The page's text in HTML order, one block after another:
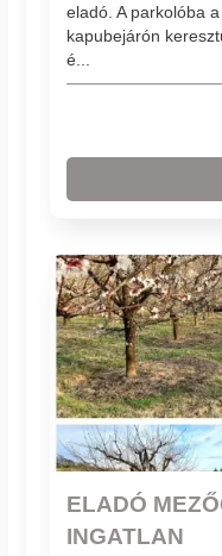
eladó. A parkolóba
kapubejárón
é...
ELADÓ
INGATLAN